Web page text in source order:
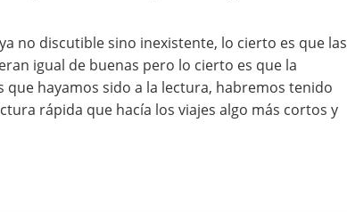
no discutible sino inexistente, lo cierto es que las
igual de buenas pero lo cierto es que la
hayamos sido a la lectura, habremos tenido
rápida que hacía los viajes algo más cortos y